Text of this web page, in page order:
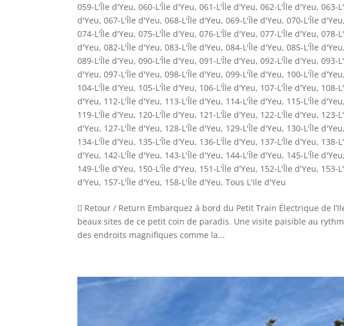
059-L'Île d'Yeu, 060-L'Île d'Yeu, 061-L'Île d'Yeu, 062-L'Île d'Yeu, 063-
d'Yeu, 067-L'Île d'Yeu, 068-L'Île d'Yeu, 069-L'Île d'Yeu, 070-L'Île d'Yeu,
074-L'Île d'Yeu, 075-L'Île d'Yeu, 076-L'Île d'Yeu, 077-L'Île d'Yeu, 078-
d'Yeu, 082-L'Île d'Yeu, 083-L'Île d'Yeu, 084-L'Île d'Yeu, 085-L'Île d'Yeu,
089-L'Île d'Yeu, 090-L'Île d'Yeu, 091-L'Île d'Yeu, 092-L'Île d'Yeu, 093-
d'Yeu, 097-L'Île d'Yeu, 098-L'Île d'Yeu, 099-L'Île d'Yeu, 100-L'Île d'Yeu,
104-L'Île d'Yeu, 105-L'Île d'Yeu, 106-L'Île d'Yeu, 107-L'Île d'Yeu, 108-
d'Yeu, 112-L'Île d'Yeu, 113-L'Île d'Yeu, 114-L'Île d'Yeu, 115-L'Île d'Yeu,
119-L'Île d'Yeu, 120-L'Île d'Yeu, 121-L'Île d'Yeu, 122-L'Île d'Yeu, 123-
d'Yeu, 127-L'Île d'Yeu, 128-L'Île d'Yeu, 129-L'Île d'Yeu, 130-L'Île d'Yeu,
134-L'Île d'Yeu, 135-L'Île d'Yeu, 136-L'Île d'Yeu, 137-L'Île d'Yeu, 138-
d'Yeu, 142-L'Île d'Yeu, 143-L'Île d'Yeu, 144-L'Île d'Yeu, 145-L'Île d'Yeu,
149-L'Île d'Yeu, 150-L'Île d'Yeu, 151-L'Île d'Yeu, 152-L'Île d'Yeu, 153-
d'Yeu, 157-L'Île d'Yeu, 158-L'Île d'Yeu, Tous L'Ile d'Yeu
 Retour / Return Embarquez à bord du Petit Train Électrique de
beaux sites de ce petit coin de paradis. Une visite paisible au
des endroits magnifiques comme la...